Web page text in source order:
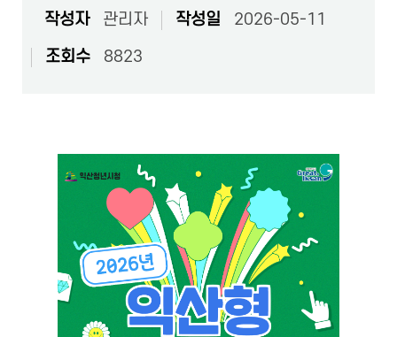
작성자 관리자 작성일
2026-05-11
조회수
8823